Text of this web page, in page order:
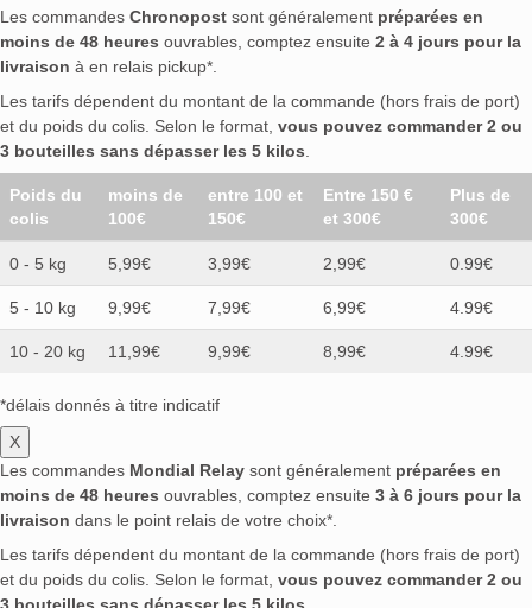
Les commandes Chronopost sont généralement préparées en
moins de 48 heures ouvrables, comptez ensuite 2 à 4 jours pour la
livraison à en relais pickup*.
Les tarifs dépendent du montant de la commande (hors frais de port)
et du poids du colis. Selon le format, vous pouvez commander 2 ou
3 bouteilles sans dépasser les 5 kilos
Poids du
colis
moins de
100€
entre 100 et
150€
Entre 150 €
et 300€
Plus de
300€
0 - 5 kg 5,99€ 3,99€ 2,99€ 0.99€
5 - 10 kg 9,99€ 7,99€ 6,99€ 4.99€
10 - 20 kg 11,99€ 9,99€ 8,99€ 4.99€
*délais donnés à titre indicatif
X
Les commandes Mondial Relay sont généralement préparées en
moins de 48 heures ouvrables, comptez ensuite 3 à 6 jours pour la
livraison dans le point relais de votre choix*.
Les tarifs dépendent du montant de la commande (hors frais de port)
et du poids du colis. Selon le format, vous pouvez commander 2 ou